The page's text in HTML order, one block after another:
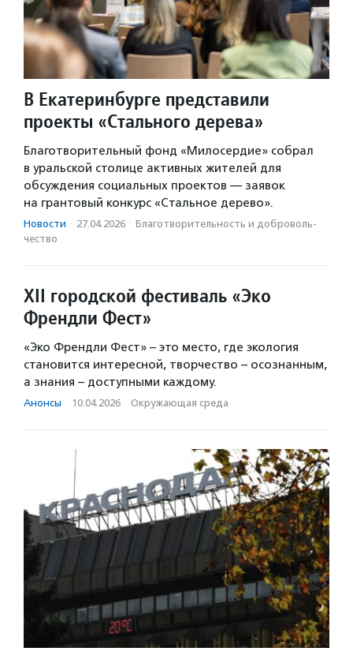
В Екатеринбурге представили
проекты «Стального дерева»
Благотворительный фонд «Милосердие» собрал
в уральской столице активных жителей для
обсуждения социальных проектов — заявок
на грантовый конкурс «Стальное дерево».
Новости · 27.04.2026 · Благотвори­тель­ность и доброволь­
чест­во
XII городской фестиваль «Эко
Френдли Фест»
«Эко Френдли Фест» – это место, где экология
становится интересной, творчество – осознанным,
а знания – доступными каждому.
Анонсы · 10.04.2026 · Окружающая среда